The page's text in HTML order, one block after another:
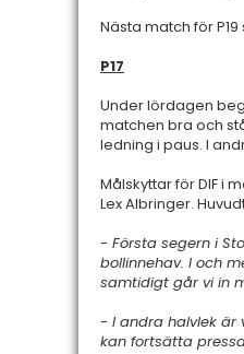
Nästa match för
P17
Under lördagen
matchen bra och
ledning i paus. I
Målskyttar för DIF i
Lex Albringer.
- Första segern i
bollinnehav. I och
samtidigt går vi in
- I andra halvlek är
kan fortsätta